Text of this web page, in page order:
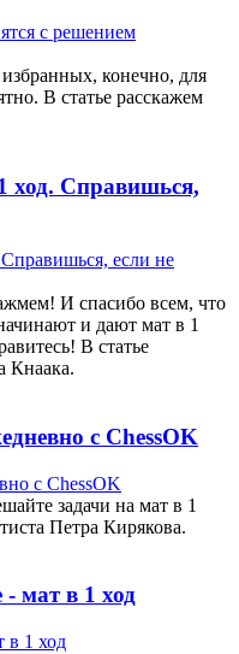
конечно, для
В статье расскажем
ход. Справишься,
И спасибо всем, что
и дают мат в 1
В статье
Кнаака.
с ChessOK
задачи на мат в 1
Петра Кирякова.
мат в 1 ход